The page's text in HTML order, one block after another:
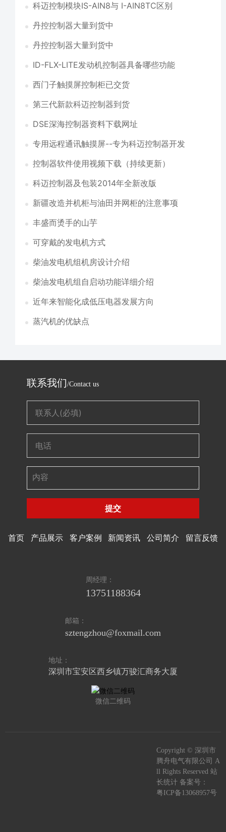
科迈控制模块IS-AIN8与 I-AIN8TC区别
丹控控制器大量到货中
丹控控制器大量到货中
ID-FLX-LITE发动机控制器具备哪些功能
西门子触摸屏控制柜已交货
第三代新款科迈控制器到货
DSE深海控制器资料下载网址
专用远程通讯触摸屏--专为科迈控制器开发
控制器软件使用视频下载（持续更新）
科迈控制器及包装2014年全新改版
新疆改造并机柜与油田并网柜的注意事项
丰盛而烫手的山芋
可穿戴的发电机方式
柴油发电机组机房设计介绍
柴油发电机组自启动功能详细介绍
近年来智能化成低压电器发展方向
蒸汽机的优缺点
联系我们/Contact us
提交
首页 产品展示 客户案例 新闻资讯 公司简介 留言反馈
周经理：
13751188364
邮箱：
sztengzhou@foxmail.com
地址：
深圳市宝安区西乡镇万骏汇商务大厦
微信二维码
Copyright © 深圳市
腾舟电气有限公司 A
ll Rights Reserved 站
长统计 备案号：
粤ICP备13068957号